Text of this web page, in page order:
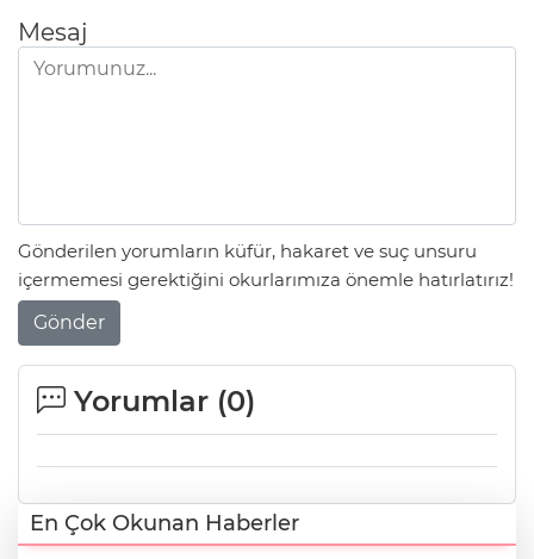
Mesaj
Gönderilen yorumların küfür, hakaret ve suç unsuru
içermemesi gerektiğini okurlarımıza önemle hatırlatırız!
Gönder
Yorumlar (0)
En Çok Okunan Haberler